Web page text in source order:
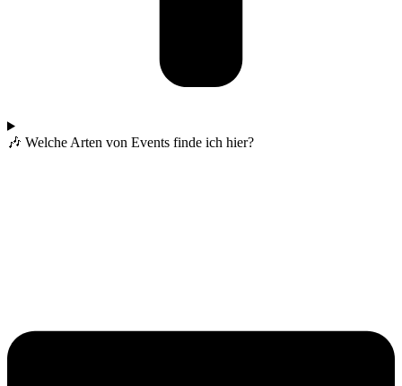
🎶 Welche Arten von Events finde ich hier?